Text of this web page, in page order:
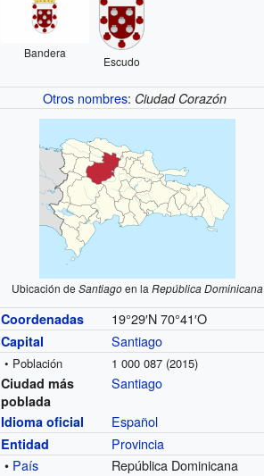
Bandera
Escudo
Otros nombres: Ciudad Corazón
Ubicación deSantiagoen laRepública Dominicana
Coordenadas 19°29′N 70°41′O
Capital Santiago
• Población 1 000 087 (2015)
Ciudad más
poblada
Santiago
Idioma oficial Español
Entidad
Provincia
• País República Dominicana